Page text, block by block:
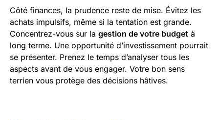
Côté finances, la prudence reste de mise. Évitez les
achats impulsifs, même si la tentation est grande.
Concentrez-vous sur la gestion de votre budget à
long terme. Une opportunité d’investissement pourrait
se présenter. Prenez le temps d’analyser tous les
aspects avant de vous engager. Votre bon sens
terrien vous protège des décisions hâtives.